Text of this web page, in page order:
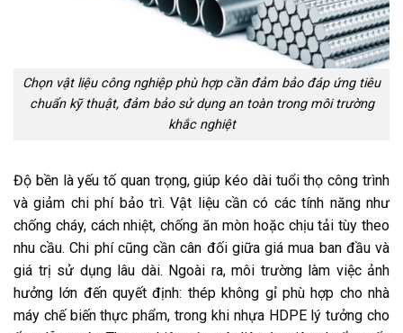
Chọn vật liệu công nghiệp phù hợp cần đảm bảo đáp ứng tiêu
chuẩn kỹ thuật, đảm bảo sử dụng an toàn trong môi trường
khắc nghiệt
Độ bền là yếu tố quan trọng, giúp kéo dài tuổi thọ công trình
và giảm chi phí bảo trì. Vật liệu cần có các tính năng như
chống cháy, cách nhiệt, chống ăn mòn hoặc chịu tải tùy theo
nhu cầu. Chi phí cũng cần cân đối giữa giá mua ban đầu và
giá trị sử dụng lâu dài. Ngoài ra, môi trường làm việc ảnh
hưởng lớn đến quyết định: thép không gỉ phù hợp cho nhà
máy chế biến thực phẩm, trong khi nhựa HDPE lý tưởng cho